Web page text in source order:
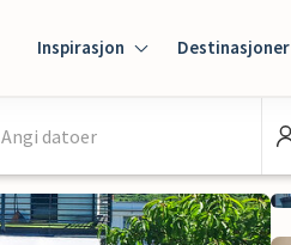
Inspirasjon Destinasjoner
Angi datoer